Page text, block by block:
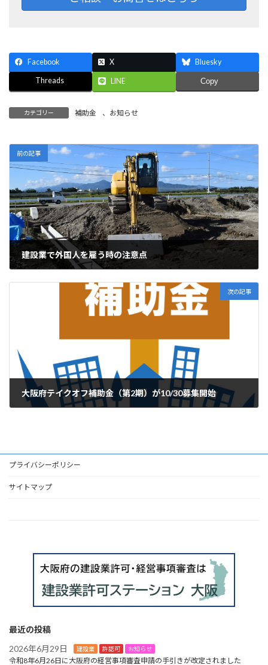
Facebook X Bluesky
Threads LINE Copy
カテゴリー 補助金 、 お知らせ
前の記事
建設業で外国人を雇う時の注意点
次の記事
大阪府テイクオフ補助金（第2期）が10/30募集開始
プライバシーポリシー
サイトマップ
最近の投稿
2026年6月29日
建設業 許認可 お知らせ
令和8年6月26日に大阪府の経営事項審査申請の手引きが改定されました